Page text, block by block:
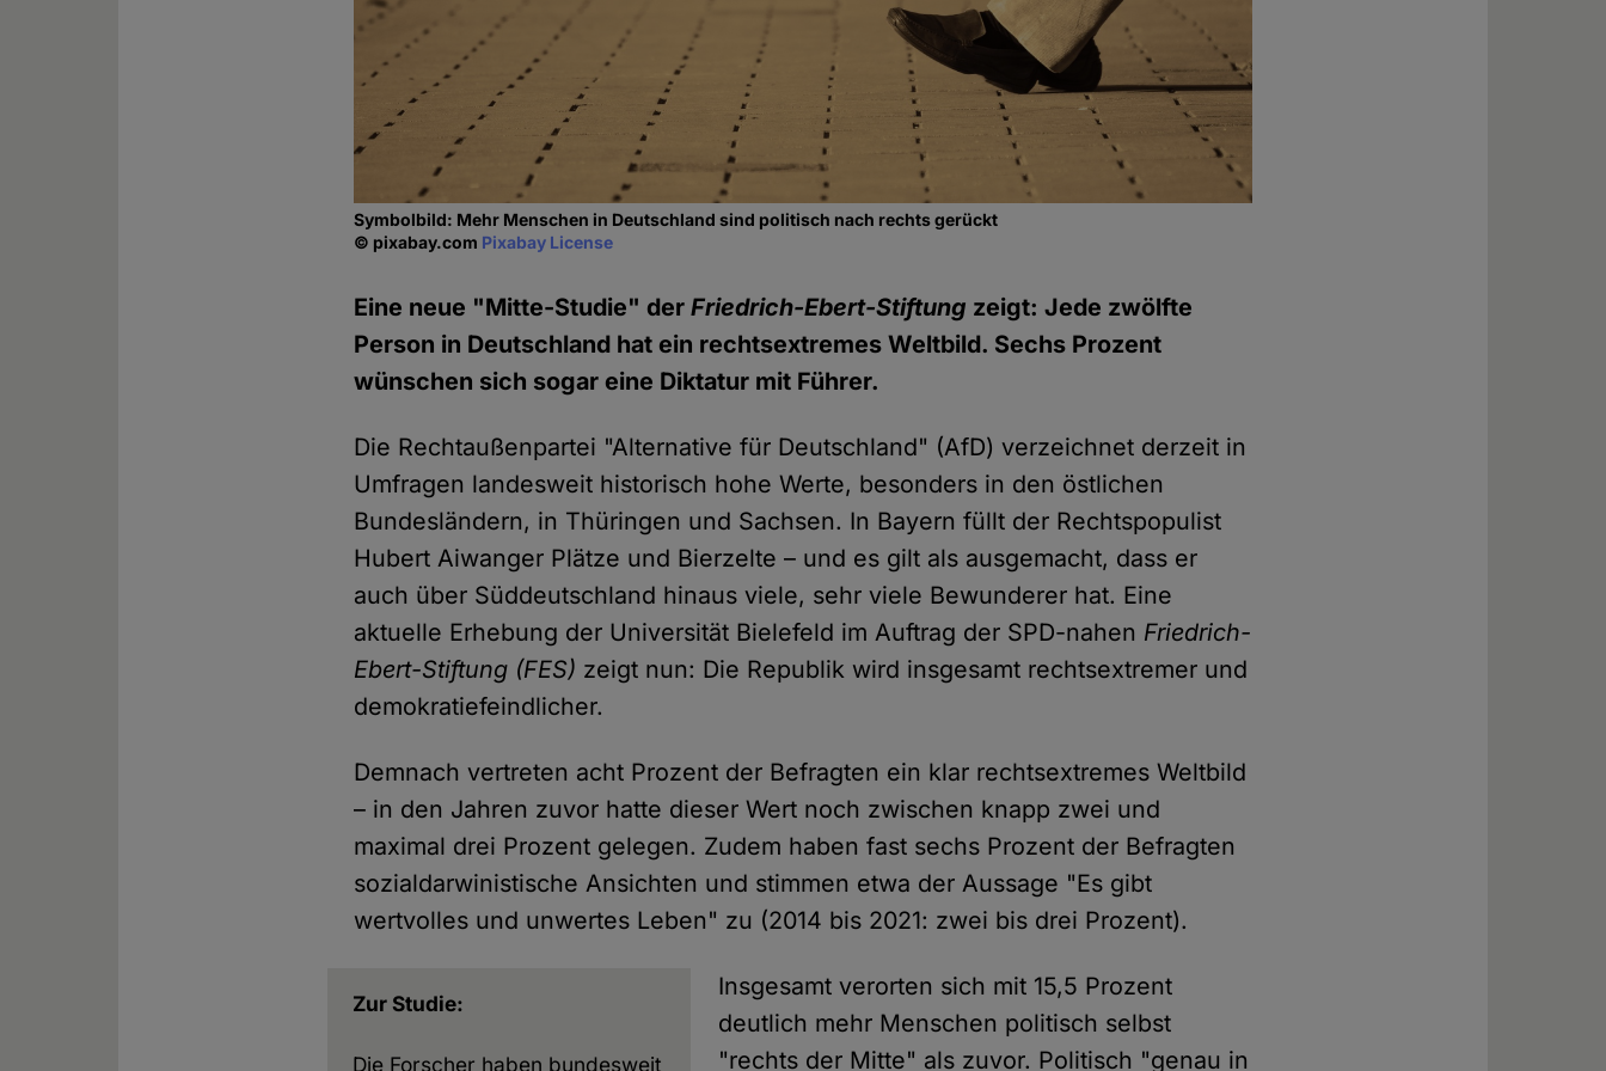
Symbolbild: Mehr Menschen in Deutschland sind politisch nach rechts gerückt
© pixabay.com Pixabay License
Eine neue "Mitte-Studie" derFriedrich-Ebert-Stiftung zeigt: Jede zwölfte
Person in Deutschland hat ein rechtsextremes Weltbild. Sechs Prozent
wünschen sich sogar eine Diktatur mit Führer.
Die Rechtaußenpartei "Alternative für Deutschland" (AfD) verzeichnet derzeit in
Umfragen landesweit historisch hohe Werte, besonders in den östlichen
Bundesländern, in Thüringen und Sachsen. In Bayern füllt der Rechtspopulist
Hubert Aiwanger Plätze und Bierzelte – und es gilt als ausgemacht, dass er
auch über Süddeutschland hinaus viele, sehr viele Bewunderer hat. Eine
aktuelle Erhebung der Universität Bielefeld im Auftrag der SPD-nahen Friedrich-
Ebert-Stiftung (FES) zeigt nun: Die Republik wird insgesamt rechtsextremer und
demokratiefeindlicher.
Demnach vertreten acht Prozent der Befragten ein klar rechtsextremes Weltbild
– in den Jahren zuvor hatte dieser Wert noch zwischen knapp zwei und
maximal drei Prozent gelegen. Zudem haben fast sechs Prozent der Befragten
sozialdarwinistische Ansichten und stimmen etwa der Aussage "Es gibt
wertvolles und unwertes Leben" zu (2014 bis 2021: zwei bis drei Prozent).
Zur Studie:
Die Forscher haben bundesweit
Insgesamt verorten sich mit 15,5 Prozent
deutlich mehr Menschen politisch selbst
"rechts der Mitte" als zuvor. Politisch "genau in